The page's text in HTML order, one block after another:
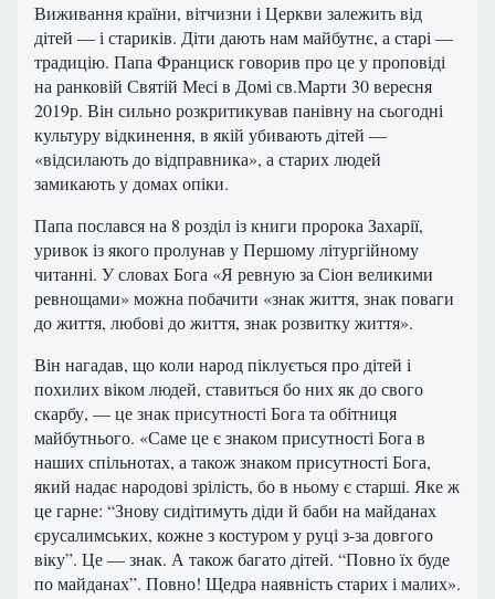
Виживання країни, вітчизни і Церкви залежить від
дітей — і стариків. Діти дають нам майбутнє, а старі —
традицію. Папа Франциск говорив про це у проповіді
на ранковій Святій Месі в Домі св.Марти 30 вересня
2019р. Він сильно розкритикував панівну на сьогодні
культуру відкинення, в якій убивають дітей —
«відсилають до відправника», а старих людей
замикають у домах опіки.
Папа послався на 8 розділ із книги пророка Захарії,
уривок із якого пролунав у Першому літургійному
читанні. У словах Бога «Я ревную за Сіон великими
ревнощами» можна побачити «знак життя, знак поваги
до життя, любові до життя, знак розвитку життя».
Він нагадав, що коли народ піклується про дітей і
похилих віком людей, ставиться бо них як до свого
скарбу, — це знак присутності Бога та обітниця
майбутнього. «Саме це є знаком присутності Бога в
наших спільнотах, а також знаком присутності Бога,
який надає народові зрілість, бо в ньому є старші. Яке ж
це гарне: “Знову сидітимуть діди й баби на майда­нах
єрусалимських, кожне з костуром у руці з-за довгого
віку”. Це — знак. А також багато дітей. “Повно їх буде
по майданах”. Повно! Щедра наявність старих і малих».